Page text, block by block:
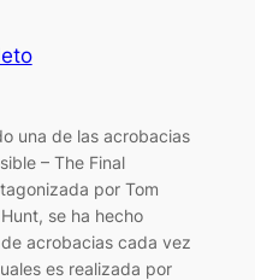
una de las acrobacias
– The Final
por Tom
se ha hecho
acrobacias cada vez
es realizada por